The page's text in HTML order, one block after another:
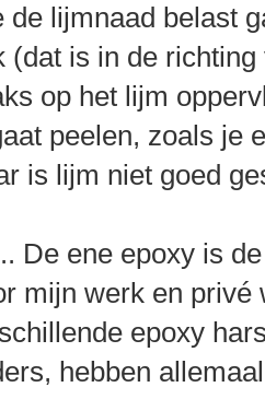
de lijmnaad belast
(dat is in de
op het lijm
peelen, zoals je
is lijm niet goed
De ene epoxy is
mijn werk en privé
epoxy
hebben